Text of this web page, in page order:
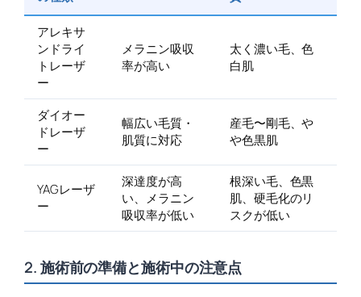
アレキサ
ンドライ
トレーザ
ー
メラニン吸収
率が高い
太く濃い毛、色
白肌
ダイオー
ドレーザ
ー
幅広い毛質・
肌質に対応
産毛〜剛毛、や
や色黒肌
YAGレーザ
ー
深達度が高
い、メラニン
吸収率が低い
根深い毛、色黒
肌、硬毛化のリ
スクが低い
2. 施術前の準備と施術中の注意点